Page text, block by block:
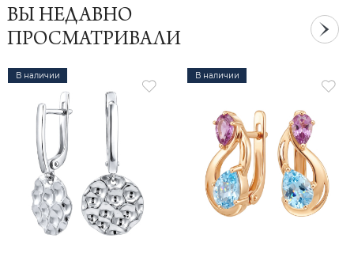
ВЫ НЕДАВНО
ПРОСМАТРИВАЛИ
В наличии В наличии